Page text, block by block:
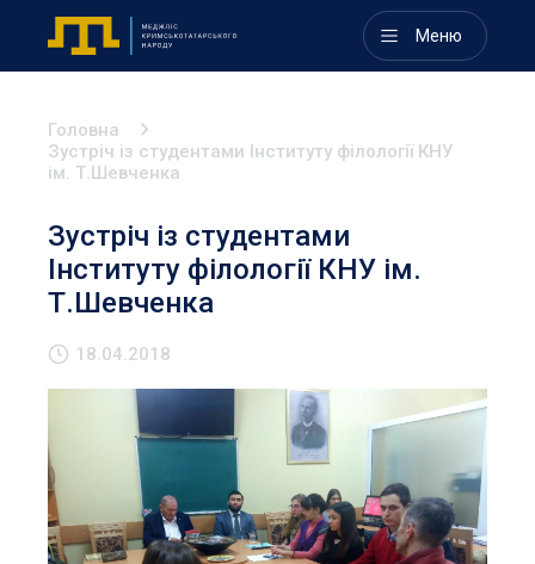
Меню
Головна
Зустріч із студентами Інституту філології КНУ
ім. Т.Шевченка
Зустріч із студентами
Інституту філології КНУ ім.
Т.Шевченка
18.04.2018